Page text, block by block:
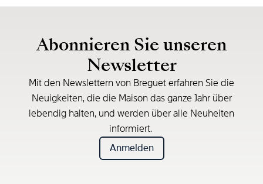
Abonnieren Sie unseren
Newsletter
Mit den Newslettern von Breguet erfahren Sie die
Neuigkeiten, die die Maison das ganze Jahr über
lebendig halten, und werden über alle Neuheiten
informiert.
Anmelden